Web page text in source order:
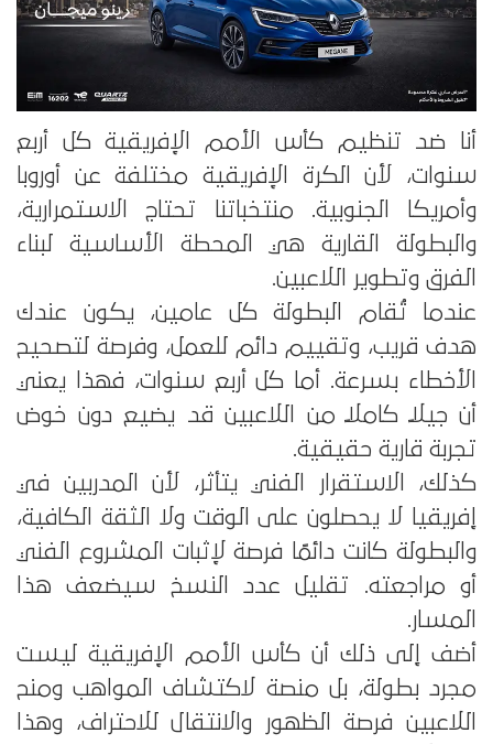
أنا ضد تنظيم كأس الأمم الإفريقية كل أربع
سنوات، لأن الكرة الإفريقية مختلفة عن أوروبا
وأمريكا الجنوبية. منتخباتنا تحتاج الاستمرارية،
والبطولة القارية هي المحطة الأساسية لبناء
الفرق وتطوير اللاعبين.
عندما تُقام البطولة كل عامين، يكون عندك
هدف قريب، وتقييم دائم للعمل، وفرصة لتصحيح
الأخطاء بسرعة. أما كل أربع سنوات، فهذا يعني
أن جيلاً كاملًا من اللاعبين قد يضيع دون خوض
تجربة قارية حقيقية.
كذلك، الاستقرار الفني يتأثر، لأن المدربين في
إفريقيا لا يحصلون على الوقت ولا الثقة الكافية،
والبطولة كانت دائمًا فرصة لإثبات المشروع الفني
أو مراجعته. تقليل عدد النسخ سيضعف هذا
المسار.
أضف إلى ذلك أن كأس الأمم الإفريقية ليست
مجرد بطولة، بل منصة لاكتشاف المواهب ومنح
اللاعبين فرصة الظهور والانتقال للاحتراف، وهذا